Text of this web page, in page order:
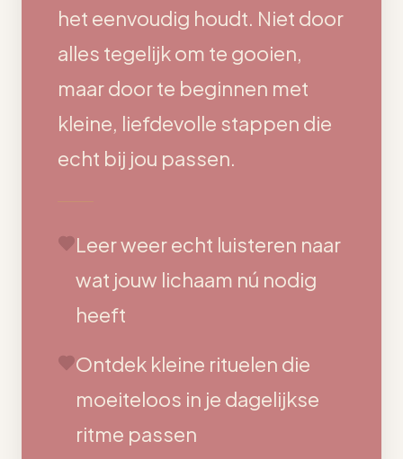
het eenvoudig houdt. Niet door
alles tegelijk om te gooien,
maar door te beginnen met
kleine, liefdevolle stappen die
echt bij jou passen.
Leer weer echt luisteren naar
wat jouw lichaam nú nodig
heeft
Ontdek kleine rituelen die
moeiteloos in je dagelijkse
ritme passen